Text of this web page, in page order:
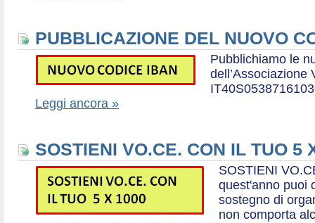
PUBBLICAZIONE DEL NUOVO
Pubblichiamo le
dell’Associazione
Leggi ancora »
SOSTIENI VO.CE. CON IL TUO 5
SOSTIENI
quest'anno puoi
sostegno di
non comporta